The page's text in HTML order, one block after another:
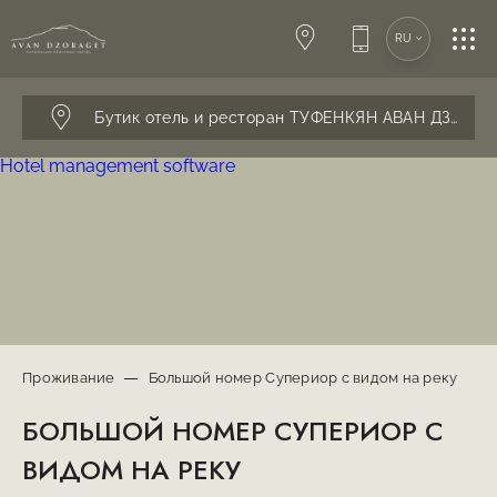
Бутик отель и ресторан ТУФЕНКЯН АВАН
RU
SPA-ЦЕНТР
КОНФЕРЕНЦИИ
УСЛУГИ
КОНТАКТЫ
Hotel management software
Проживание Большой номер Супериор с видом на реку
БОЛЬШОЙ НОМЕР СУПЕРИОР С
ВИДОМ НА РЕКУ